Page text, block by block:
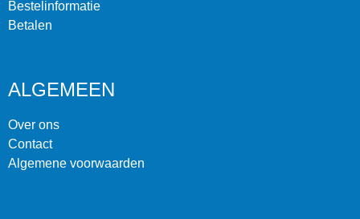
Bestelinformatie
Betalen
ALGEMEEN
Over ons
Contact
Algemene voorwaarden